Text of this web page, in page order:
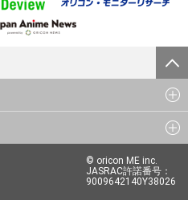
© oricon ME inc.
JASRAC許諾番号：
9009642140Y38026